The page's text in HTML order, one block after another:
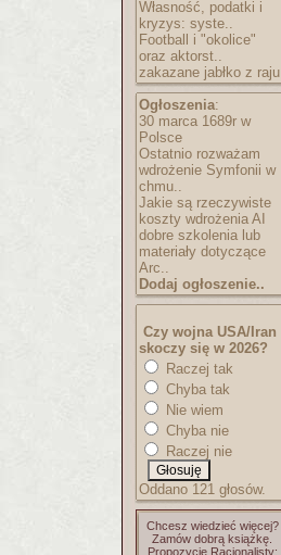
Własność, podatki i
kryzys: syste..
Football i "okolice"
oraz aktorst..
zakazane jabłko z raju
Ogłoszenia:
30 marca 1689r w
Polsce
Ostatnio rozważam
wdrożenie Symfonii w
chmu..
Jakie są rzeczywiste
koszty wdrożenia AI
dobre szkolenia lub
materiały dotyczące
Arc..
Dodaj ogłoszenie..
Czy wojna USA/Iran
skoczy się w 2026?
Raczej tak
Chyba tak
Nie wiem
Chyba nie
Raczej nie
Oddano 121 głosów.
Chcesz wiedzieć więcej?
Zamów dobrą książkę.
Propozycje Racjonalisty: